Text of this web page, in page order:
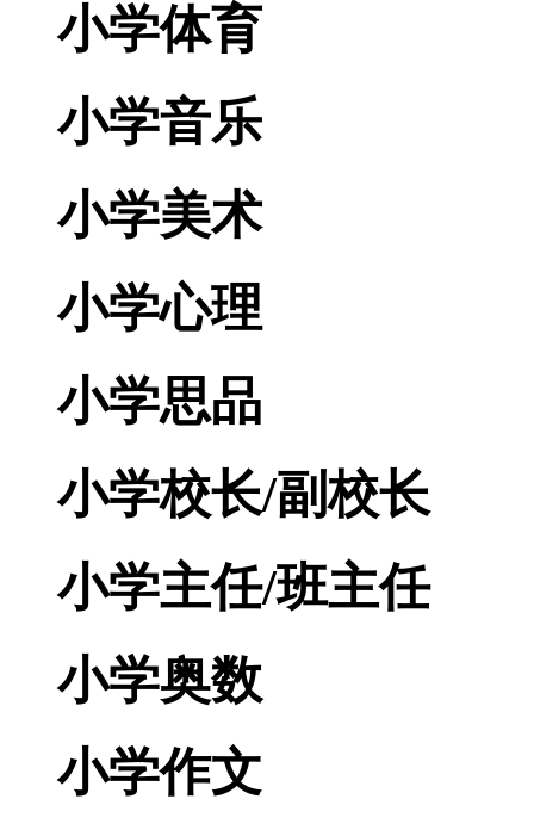
小学体育
小学音乐
小学美术
小学心理
小学思品
小学校长/副校长
小学主任/班主任
小学奥数
小学作文